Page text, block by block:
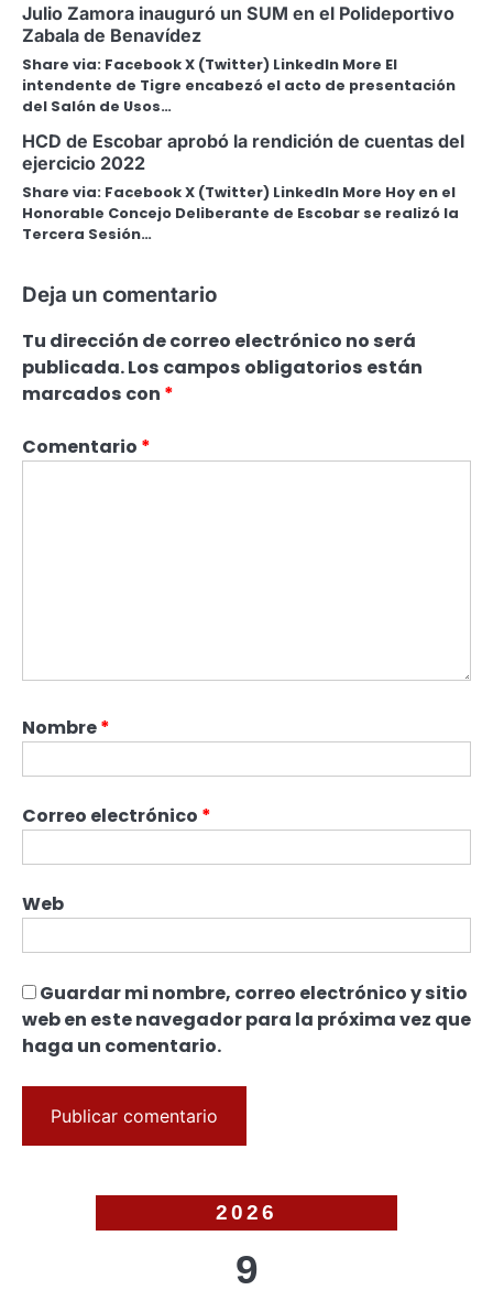
Julio Zamora inauguró un SUM en el Polideportivo
Zabala de Benavídez
Share via: Facebook X (Twitter) LinkedIn More El
intendente de Tigre encabezó el acto de presentación
del Salón de Usos…
HCD de Escobar aprobó la rendición de cuentas del
ejercicio 2022
Share via: Facebook X (Twitter) LinkedIn More Hoy en el
Honorable Concejo Deliberante de Escobar se realizó la
Tercera Sesión…
Deja un comentario
Tu dirección de correo electrónico no será
publicada.Los campos obligatorios están
marcados con *
Comentario *
Nombre*
Correo electrónico *
Web
Guardar mi nombre, correo electrónico y sitio
web en este navegador para la próxima vez que
haga un comentario.
2026
9